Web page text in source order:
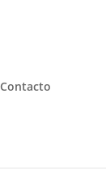
Contacto